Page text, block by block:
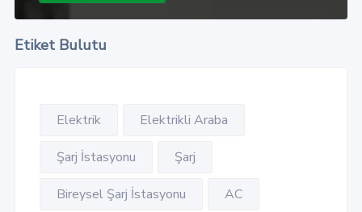
Etiket Bulutu
Elektrik Elektrikli Araba
Şarj İstasyonu Şarj
Bireysel Şarj İstasyonu AC